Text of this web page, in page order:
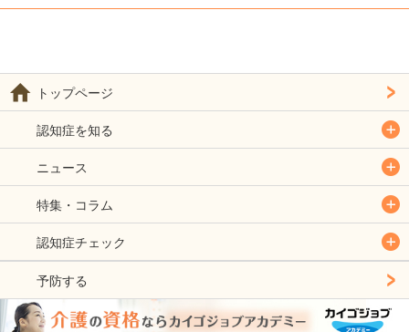
トップページ
認知症を知る
ニュース
特集・コラム
認知症チェック
予防する